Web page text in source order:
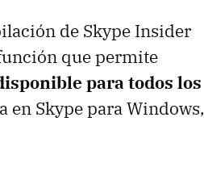
de Skype Insider
que permite
para todos los
en Skype para Windows,